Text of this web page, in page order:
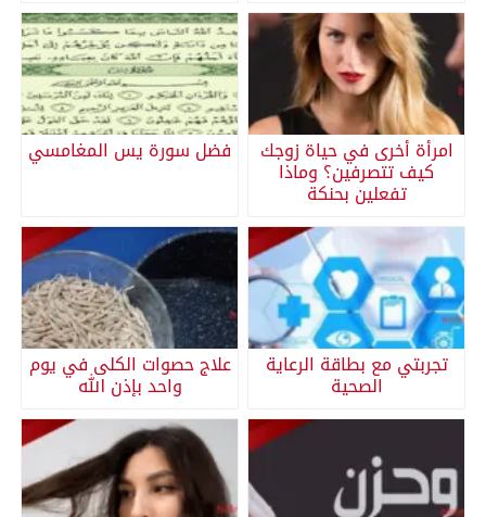
امرأة أخرى في حياة زوجك
كيف تتصرفين؟ وماذا
تفعلين بحنكة
فضل سورة يس المغامسي
تجربتي مع بطاقة الرعاية
الصحية
علاج حصوات الكلى في يوم
واحد بإذن الله